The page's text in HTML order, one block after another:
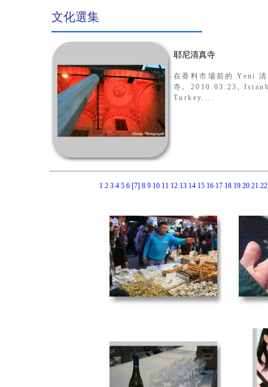
文化選集
耶尼清真寺
在香料市場前的 Yeni
寺。2010.03.23,
Turkey....
1 2 3 4 5 6 [7] 8 9 10 11 12 13 14 15 16 17 18 19 20 21